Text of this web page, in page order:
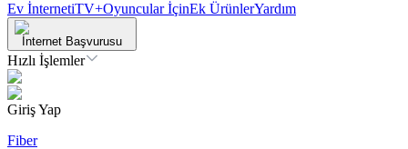
Ev İnternetiTV+Oyuncular İçinEk ÜrünlerYardım
İnternet Başvurusu
Hızlı İşlemler
Giriş Yap
Fiber